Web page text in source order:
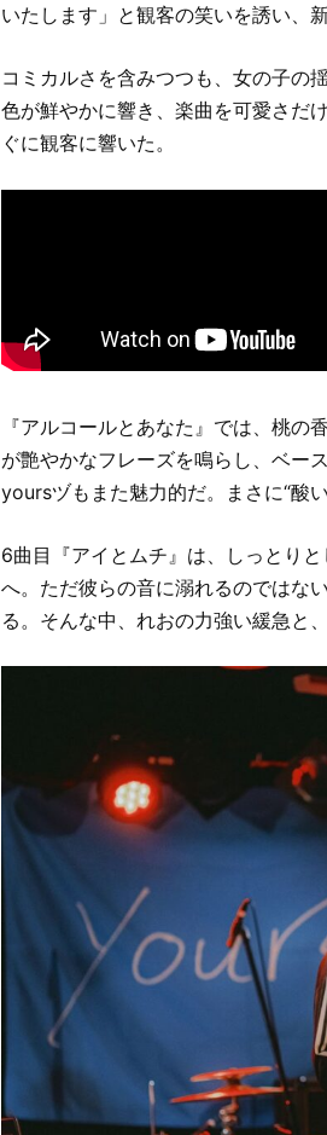
いたします」と観客の笑いを誘い、
コミカルさを含みつつも、女の子の
色が鮮やかに響き、楽曲を可愛さだ
ぐに観客に響いた。
『アルコールとあなた』では、桃
が艶やかなフレーズを鳴らし、ベー
yoursヅもまた魅力的だ。まさに“酸
6曲目『アイとムチ』は、しっとり
へ。ただ彼らの音に溺れるのではな
る。そんな中、れおの力強い緩急と